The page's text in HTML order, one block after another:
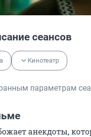
сеансов
Кинотеатр
параметрам
анекдоты,